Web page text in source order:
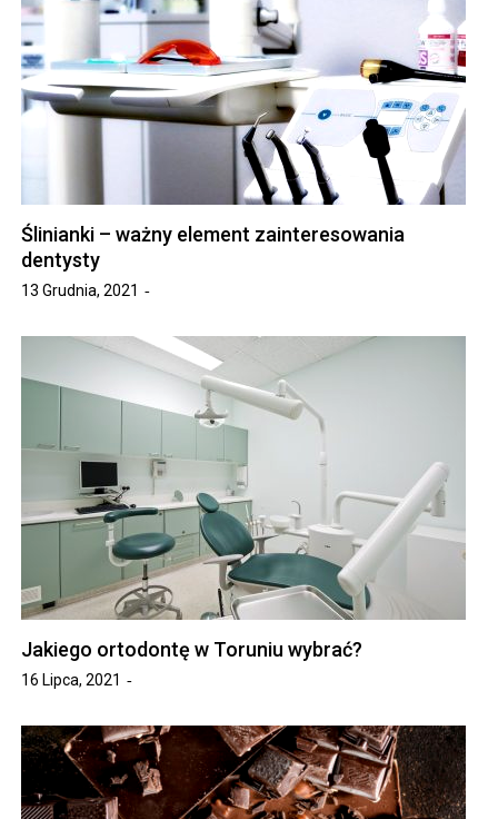
Ślinianki – ważny element zainteresowania
dentysty
13 Grudnia, 2021
Jakiego ortodontę w Toruniu wybrać?
16 Lipca, 2021